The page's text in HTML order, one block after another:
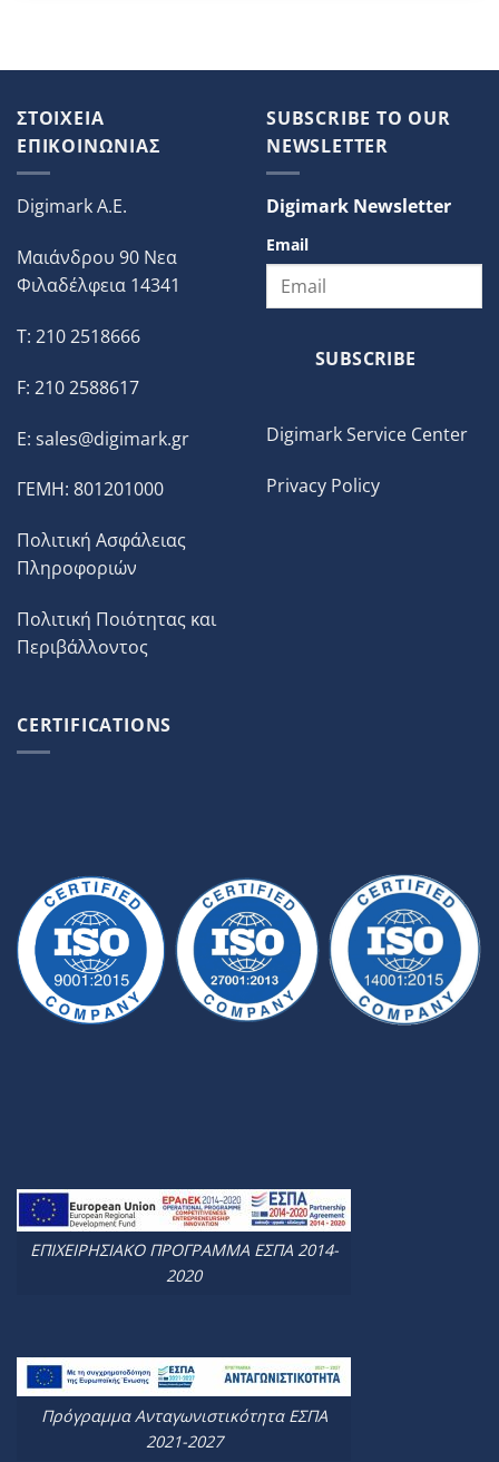
ΣΤΟΙΧΕΙΑ
ΕΠΙΚΟΙΝΩΝΙΑΣ
Digimark A.E.
Μαιάνδρου 90 Νεα
Φιλαδέλφεια 14341
T: 210 2518666
F: 210 2588617
E: sales@digimark.gr
ΓΕΜΗ: 801201000
Πολιτική Ασφάλειας
Πληροφοριών
Πολιτική Ποιότητας και
Περιβάλλοντος
SUBSCRIBE TO OUR
NEWSLETTER
Digimark Newsletter
Email
SUBSCRIBE
Digimark Service Center
Privacy Policy
CERTIFICATIONS
ΕΠΙΧΕΙΡΗΣΙΑΚΟ ΠΡΟΓΡΑΜΜΑ ΕΣΠΑ 2014-
2020
Πρόγραμμα Ανταγωνιστικότητα ΕΣΠΑ
2021-2027